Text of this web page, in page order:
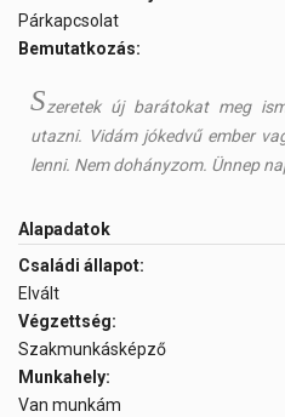
Párkapcsolat
Bemutatkozás:
Szeretek új barátokat meg
utazni. Vidám jókedvű ember
lenni. Nem dohányzom. Ünnep
Alapadatok
Családi állapot:
Elvált
Végzettség:
Szakmunkásképző
Munkahely:
Van munkám